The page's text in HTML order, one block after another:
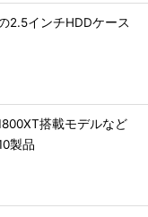
2.5インチHDDケース
搭載モデルなど
製品